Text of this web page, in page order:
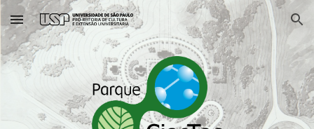
Skip to main content Skip to navigation